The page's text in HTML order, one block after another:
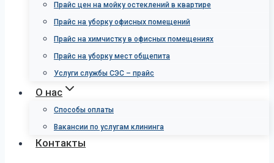
Прайс цен на мойку остеклений в квартире
Прайс на уборку офисных помещений
Прайс на химчистку в офисных помещениях
Прайс на уборку мест общепита
Услуги службы СЭС – прайс
О нас
Способы оплаты
Вакансии по услугам клининга
Контакты